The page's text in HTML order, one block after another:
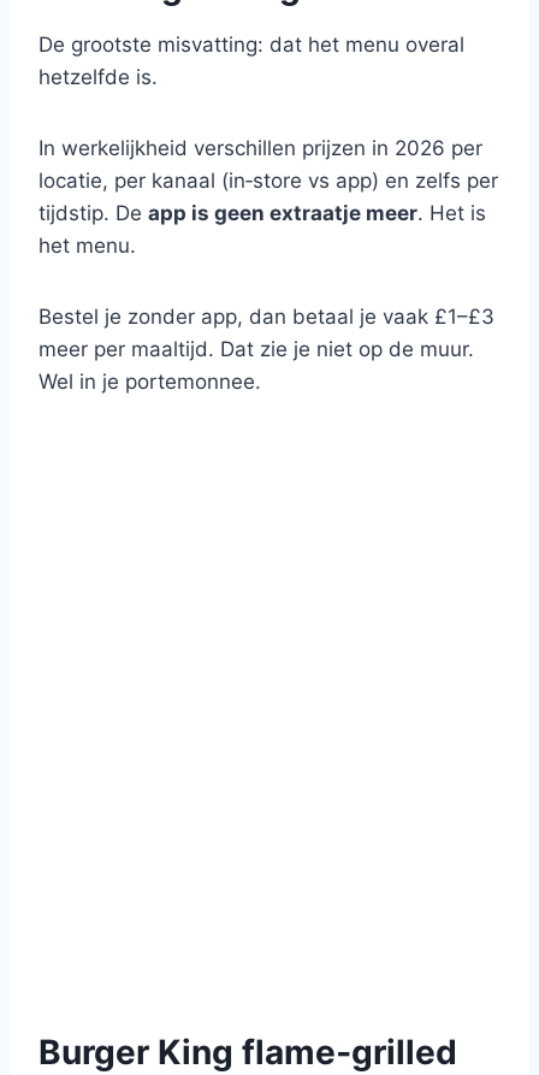
De grootste misvatting: dat het menu overal
hetzelfde is.
In werkelijkheid verschillen prijzen in 2026 per
locatie, per kanaal (in‑store vs app) en zelfs per
tijdstip. De app is geen extraatje meer. Het is
het menu.
Bestel je zonder app, dan betaal je vaak £1–£3
meer per maaltijd. Dat zie je niet op de muur.
Wel in je portemonnee.
Burger King flame‑grilled